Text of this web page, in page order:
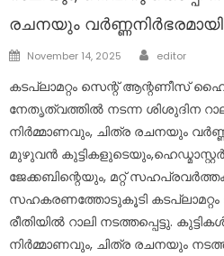
രചനയും വർണ്ണനിർഭരമായി
Posted
November 14, 2025 Author
editor
കടപ്ലാമറ്റം സെന്റ് ആന്റണീസ്
നേതൃത്വത്തിൽ നടന്ന ശിശുദിന
നിർമ്മാണവും, ചിത്ര രചനയും
മുഴുവൻ
ജേക്കബിന്റെയും, മറ്റ്
സഹകരണത്തോടുകൂടി കടപ്ലാമറ്റം
രീതിയിൽ റാലി നടത്തപ്പെട്ടു.
നിർമ്മാണവും, ചിത്ര രചനയും